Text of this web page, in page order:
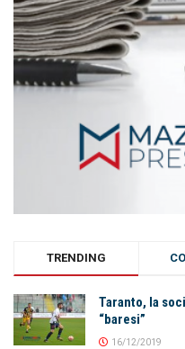
TRENDING
Taranto, la
“baresi”
16/12/2019